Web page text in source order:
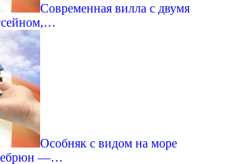
Современная вилла с двумя
Особняк с видом на море
—…